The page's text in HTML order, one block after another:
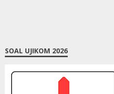
SOAL UJIKOM 2026